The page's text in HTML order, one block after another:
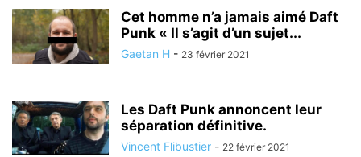
Cet homme n’a jamais aimé Daft
Punk « Il s’agit d’un sujet...
Gaetan H - 23 février 2021
Les Daft Punk annoncent leur
séparation définitive.
Vincent Flibustier - 22 février 2021